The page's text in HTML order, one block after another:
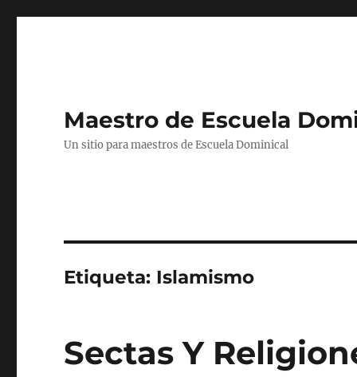
Maestro de Escuela
Un sitio para maestros de Escuela Dominical
Etiqueta: Islamismo
Sectas Y